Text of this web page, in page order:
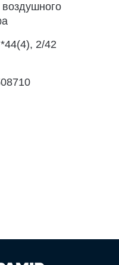
воздушного
2/42